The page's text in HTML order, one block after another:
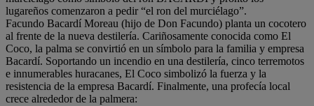
lugareños comenzaron a pedir “el ron del murciélago”.
Facundo Bacardí Moreau (hijo de Don Facundo) planta un cocotero
al frente de la nueva destilería. Cariñosamente conocida como El
Coco, la palma se convirtió en un símbolo para la familia y empresa
Bacardí. Soportando un incendio en una destilería, cinco terremotos
e innumerables huracanes, El Coco simbolizó la fuerza y ​​la
resistencia de la empresa Bacardí. Finalmente, una profecía local
crece alrededor de la palmera: